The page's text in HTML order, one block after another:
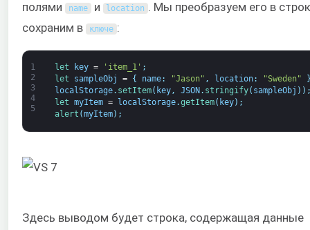
полями
name и location
. Мы преобразуем его в
сохраним в
ключе :
1
2
3
4
5
let key = 'item_1' ;
let
sampleObj = { name: "Jason" , location: "Sweden"
localStorage. setItem( key, JSON . stringify( sampleObj ) )
let myItem = localStorage.getItem( key) ;
alert (myItem) ;
Здесь выводом будет строка, содержащая данные